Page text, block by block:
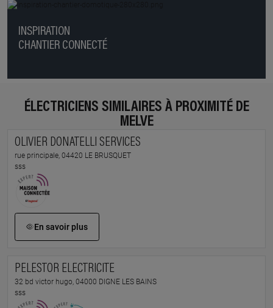
INSPIRATION
CHANTIER CONNECTÉ
ÉLECTRICIENS SIMILAIRES À PROXIMITÉ DE
MELVE
OLIVIER DONATELLI SERVICES
rue principale, 04420 LE BRUSQUET
sss
En savoir plus
PELESTOR ELECTRICITE
32 bd victor hugo, 04000 DIGNE LES BAINS
sss